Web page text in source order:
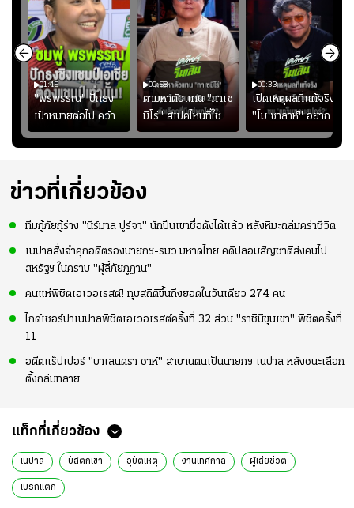
01:45
"พรพรรณ" ปักธง
เป้าหมายต่อไป คว้า
แชมป์ชิงแชมป์
เอเชีย เพื่อตั๋ว
00:58
ตามหาตัวแทน "กาเซ
มีโร่" สเปคไหนที่ใช่
สำหรับแมนยูยุค
"คาร์ริค 2.0"?
00:33
เปิดเหตุผลที่แท้จริงที่
"โม ซาลาห์" อยาก
ย้ายซบ "แทร็บซอนส
ปอร์"
ข่าวที่เกี่ยวข้อง
ทีมกู้ภัยกู้ร่าง "นีร์มาล ปูร์จา" นักปีนเขาชื่อดังได้แล้ว หลังหิมะถล่มคร่าชีวิต
เนปาลสั่งจำคุกอดีตรองนายกฯ-รมว.มหาดไทย คดีปลอมสัญชาติส่งคนไป
สหรัฐฯ ในคราบ "ผู้ลี้ภัยภูฏาน"
คนแห่พิชิตเอเวอเรสต์! ทุบสถิติขึ้นถึงยอดในวันเดียว 274 คน
ไกด์เชอร์ปาเนปาลพิชิตเอเวอเรสต์ครั้งที่ 32 ส่วน "ราชินีขุนเขา" พิชิตครั้งที่
11
อดีตแร็ปเปอร์ "บาเลนดรา ชาห์" สาบานตนเป็นนายกฯ เนปาล หลังชนะเลือก
ตั้งถล่มทลาย
แท็กที่เกี่ยวข้อง
เนปาล บัสตกเขา อุบัติเหตุ งานเทศกาล ผู้เสียชีวิต
เบรกแตก